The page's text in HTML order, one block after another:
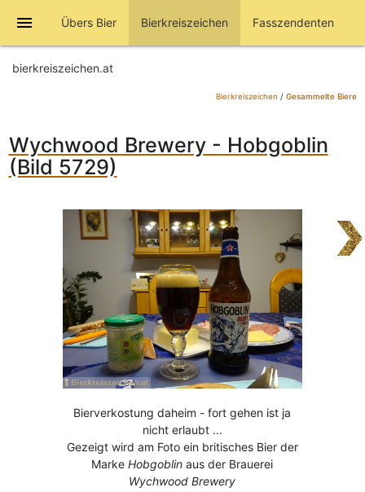
menu Übers Bier Bierkreiszeichen Fasszendenten
bierkreiszeichen.at
Bierkreiszeichen / Gesammelte Biere
Wychwood Brewery - Hobgoblin
(Bild 5729)
Bierverkostung daheim - fort gehen ist ja
nicht erlaubt ...
Gezeigt wird am Foto ein britisches Bier der
MarkeHobgoblin aus der Brauerei
Wychwood Brewery